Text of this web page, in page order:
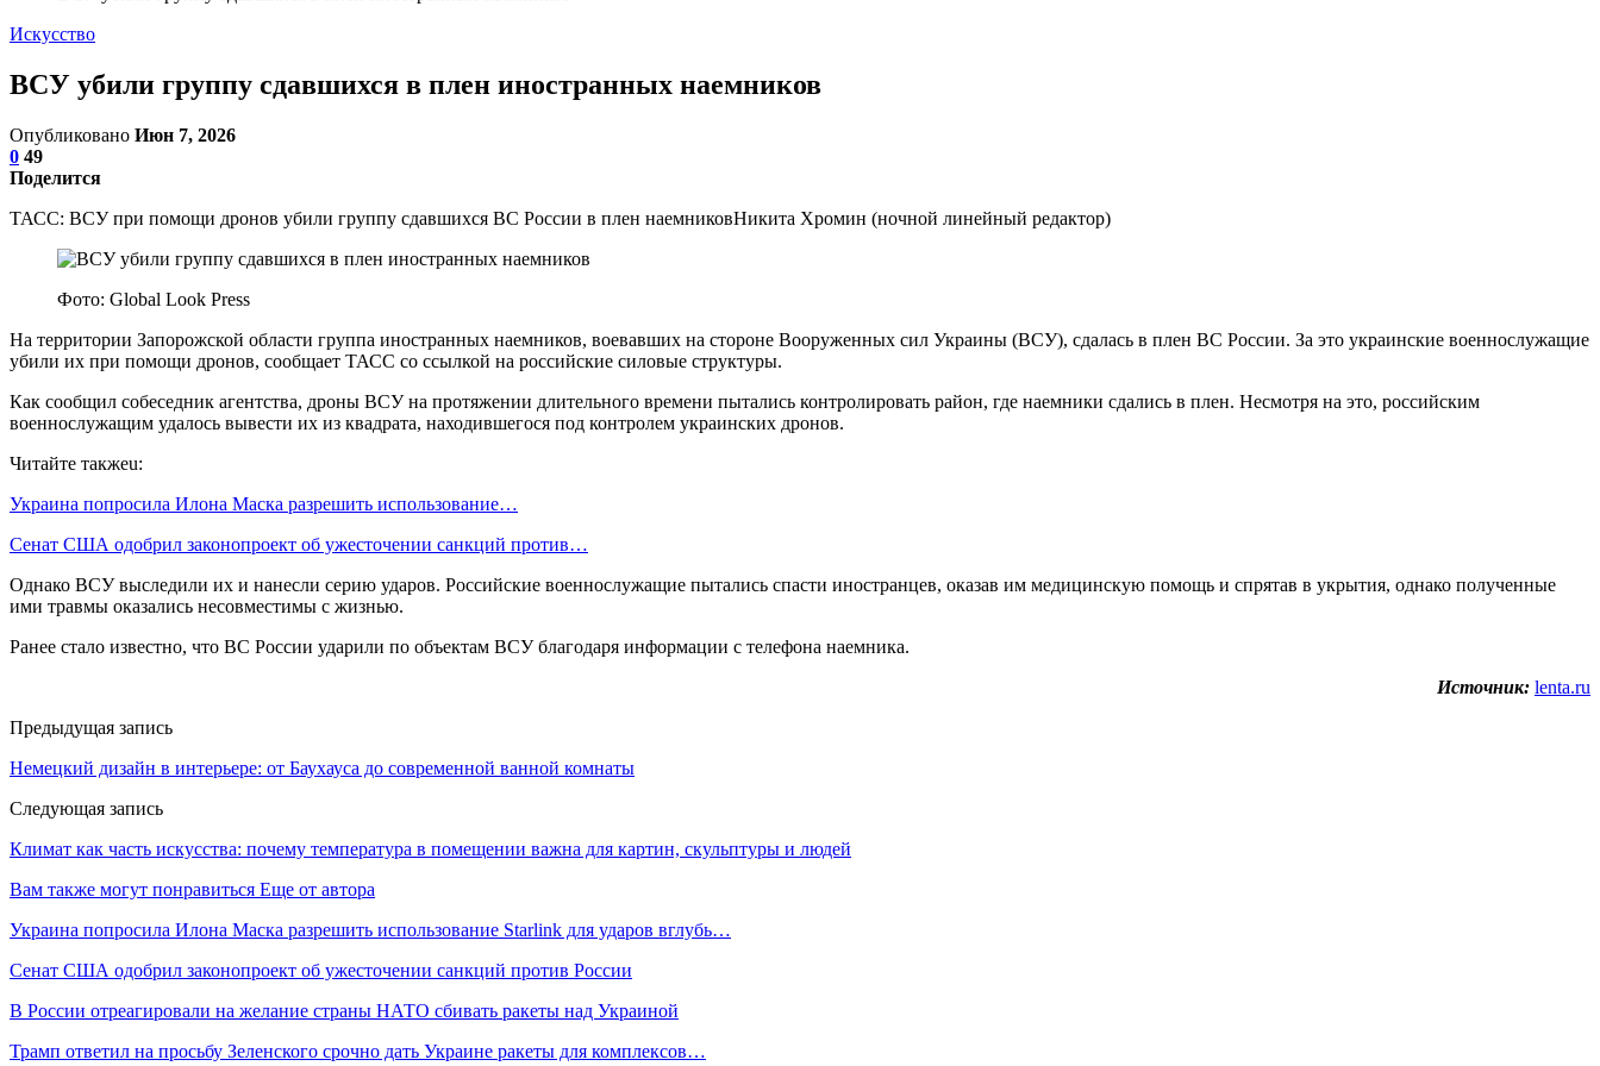
Искусство
ВСУ убили группу сдавшихся в плен иностранных наемников
Опубликовано Июн 7, 2026
0 49
Поделится
ТАСС: ВСУ при помощи дронов убили группу сдавшихся ВС России в плен наемниковНикита Хромин (ночной линейный редактор)
Фото: Global Look Press
На территории Запорожской области группа иностранных наемников, воевавших на стороне Вооруженных сил Украины (ВСУ), сдалась в плен ВС России. За это украинские военнослужащие
убили их при помощи дронов, сообщает ТАСС со ссылкой на российские силовые структуры.
Как сообщил собеседник агентства, дроны ВСУ на протяжении длительного времени пытались контролировать район, где наемники сдались в плен. Несмотря на это, российским
военнослужащим удалось вывести их из квадрата, находившегося под контролем украинских дронов.
Читайте такжеu:
Украина попросила Илона Маска разрешить использование…
Сенат США одобрил законопроект об ужесточении санкций против…
Однако ВСУ выследили их и нанесли серию ударов. Российские военнослужащие пытались спасти иностранцев, оказав им медицинскую помощь и спрятав в укрытия, однако полученные
ими травмы оказались несовместимы с жизнью.
Ранее стало известно, что ВС России ударили по объектам ВСУ благодаря информации с телефона наемника.
Источник: lenta.ru
Предыдущая запись
Немецкий дизайн в интерьере: от Баухауса до современной ванной комнаты
Следующая запись
Климат как часть искусства: почему температура в помещении важна для картин, скульптуры и людей
Вам также могут понравиться Еще от автора
Украина попросила Илона Маска разрешить использование Starlink для ударов вглубь…
Сенат США одобрил законопроект об ужесточении санкций против России
В России отреагировали на желание страны НАТО сбивать ракеты над Украиной
Трамп ответил на просьбу Зеленского срочно дать Украине ракеты для комплексов…